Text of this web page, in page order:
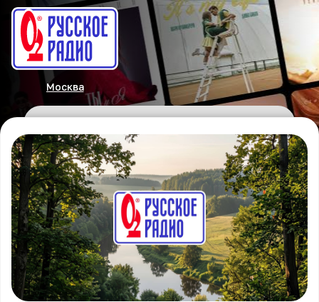
Москва